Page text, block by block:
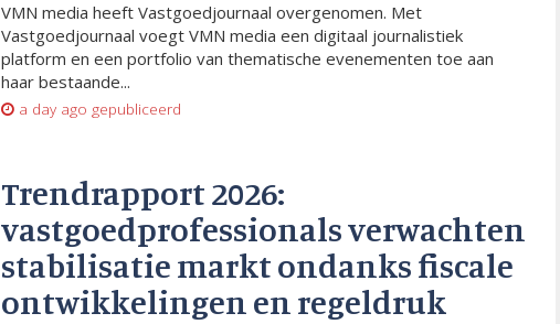
VMN media heeft Vastgoedjournaal overgenomen. Met
Vastgoedjournaal voegt VMN media een digitaal journalistiek
platform en een portfolio van thematische evenementen toe aan
haar bestaande...
a day ago gepubliceerd
Trendrapport 2026:
vastgoedprofessionals verwachten
stabilisatie markt ondanks fiscale
ontwikkelingen en regeldruk